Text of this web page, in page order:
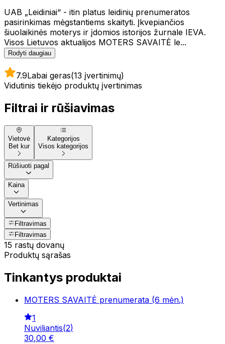
UAB „Leidiniai“ - itin platus leidinių prenumeratos
pasirinkimas mėgstantiems skaityti. Įkvepiančios
šiuolaikinės moterys ir įdomios istorijos žurnale IEVA.
Visos Lietuvos aktualijos MOTERS SAVAITĖ le...
Rodyti daugiau
7.9Labai geras(13 įvertinimų)
Vidutinis tiekėjo produktų įvertinimas
Filtrai ir rūšiavimas
Vietovė
Bet kur
Kategorijos
Visos kategorijos
Rūšiuoti pagal
Kaina
Vertinimas
Filtravimas
Filtravimas
15 rastų dovanų
Produktų sąrašas
Tinkantys produktai
MOTERS SAVAITĖ prenumerata (6 mėn.)
1
Nuviliantis(2)
30,00 €